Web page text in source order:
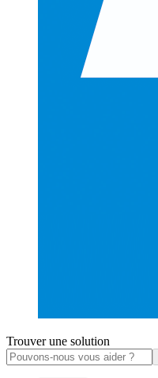
Trouver une solution